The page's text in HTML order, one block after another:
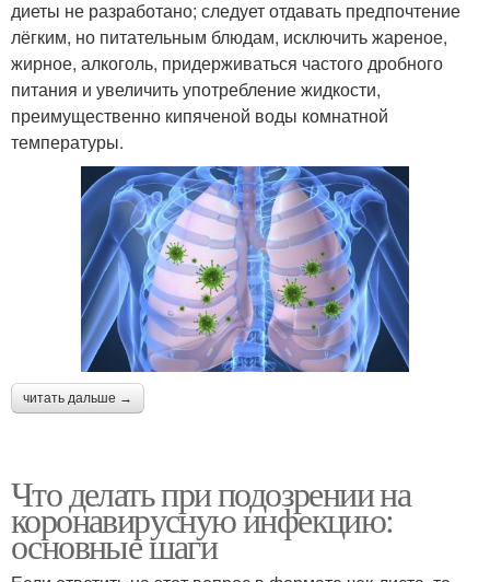
диеты не разработано; следует отдавать предпочтение
лёгким, но питательным блюдам, исключить жареное,
жирное, алкоголь, придерживаться частого дробного
питания и увеличить употребление жидкости,
преимущественно кипяченой воды комнатной
температуры.
читать дальше →
Что делать при подозрении на
коронавирусную инфекцию:
основные шаги